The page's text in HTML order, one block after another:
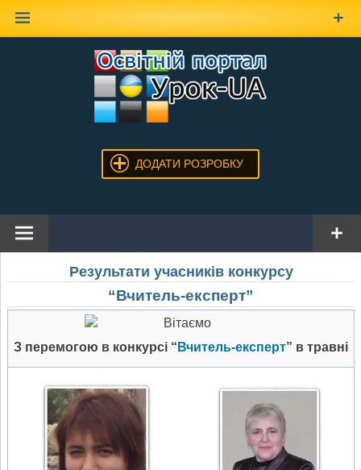
ДОДАТИ РОЗРОБКУ
Результати учасників конкурсу
“Вчитель-експерт”
З перемогою в конкурсі “ Вчитель-експерт” в травні